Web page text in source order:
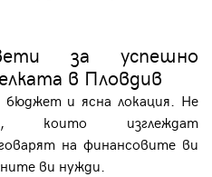
за успешно
в Пловдив
бюджет и ясна локация. Не
които изглеждат
на финансовите ви
ви нужди.